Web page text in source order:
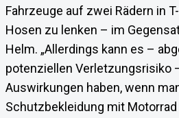
Fahrzeuge auf zwei Rädern in
Hosen zu lenken – im
Helm. „Allerdings kann es –
potenziellen Verletzungsrisiko
Auswirkungen haben, wenn
Schutzbekleidung mit